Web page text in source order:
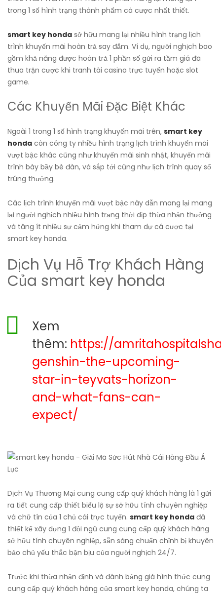
trong 1 số hình trạng thành phẩm cá cược nhất thiết.
smart key honda sở hữu mang lại nhiều hình trạng lịch
trình khuyến mãi hoàn trả say đắm. Ví dụ, người nghịch bao
gồm khả năng được hoàn trả 1 phần số gửi ra tầm giá đã
thua trận cược khi tranh tài casino trực tuyến hoặc slot
game.
Các Khuyến Mãi Đặc Biệt Khác
Ngoài 1 trong 1 số hình trạng khuyến mãi trên, smart key
honda còn công ty nhiều hình trạng lịch trình khuyến mãi
vượt bậc khác cũng như khuyến mãi sinh nhật, khuyến mãi
trình bày bầy bè đàn, và sắp tới cũng như lịch trình quay số
trúng thưởng.
Các lịch trình khuyến mãi vượt bậc này dẫn mang lại mang
lại người nghịch nhiều hình trạng thời dịp thừa nhận thưởng
và tăng ít nhiều sự cảm hứng khi tham dự cá cược tại
smart key honda.
Dịch Vụ Hỗ Trợ Khách Hàng
Của smart key honda
Xem
thêm: https://
genshin-the-upcoming-
star-in-teyvats-horizon-
and-what-fans-can-
expect/
Dịch Vụ Thương Mại cung cung cấp quý khách hàng là 1 gửi
ra tiết cung cấp thiết biểu lộ sự sở hữu tính chuyên nghiệp
và chữ tín của 1 chủ cái trực tuyến. smart key honda đã
thiết kế xây dựng 1 đội ngũ cung cung cấp quý khách hàng
sở hữu tính chuyên nghiệp, sẵn sàng chuẩn chỉnh bị khuyên
bảo chủ yếu thắc bận bịu của người nghịch 24/7.
Trước khi thừa nhận định và đánh bảng giá hình thức cung
cung cấp quý khách hàng của smart key honda, chúng ta